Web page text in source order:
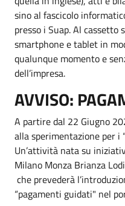
sino al fascicolo
presso i Suap. Al cassetto
smartphone e tablet in
qualunque momento e
dell’impresa.
AVVISO:
A partire dal 22 Giugno
alla sperimentazione per i
Un’attività nata su
Milano Monza Brianza
che prevederà
“pagamenti guidati" nel